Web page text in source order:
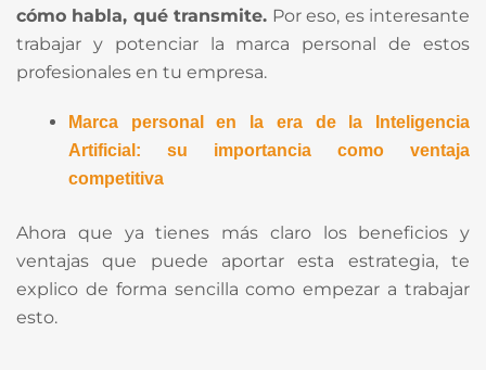
cómo habla, qué transmite. Por eso, es interesante
trabajar y potenciar la marca personal de estos
profesionales en tu empresa.
Marca personal en la era de la Inteligencia
Artificial: su importancia como ventaja
competitiva
Ahora que ya tienes más claro los beneficios y
ventajas que puede aportar esta estrategia, te
explico de forma sencilla como empezar a trabajar
esto.